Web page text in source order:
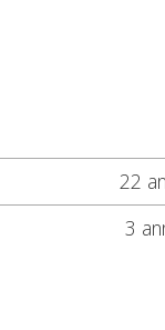
22
3